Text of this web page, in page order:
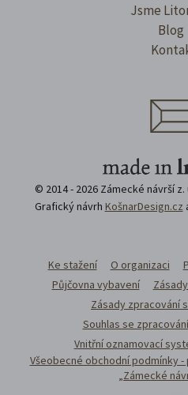
Jsme
Blog
© 2014 - 2026 Zámecké návrší
Grafický návrh KošnarDesign.cz
Ke stažení O organizaci
Půjčovna vybavení
Zásady zpracování
Souhlas se
Vnitřní oznamovací
Všeobecné obchodní podmínky
„Zámecké